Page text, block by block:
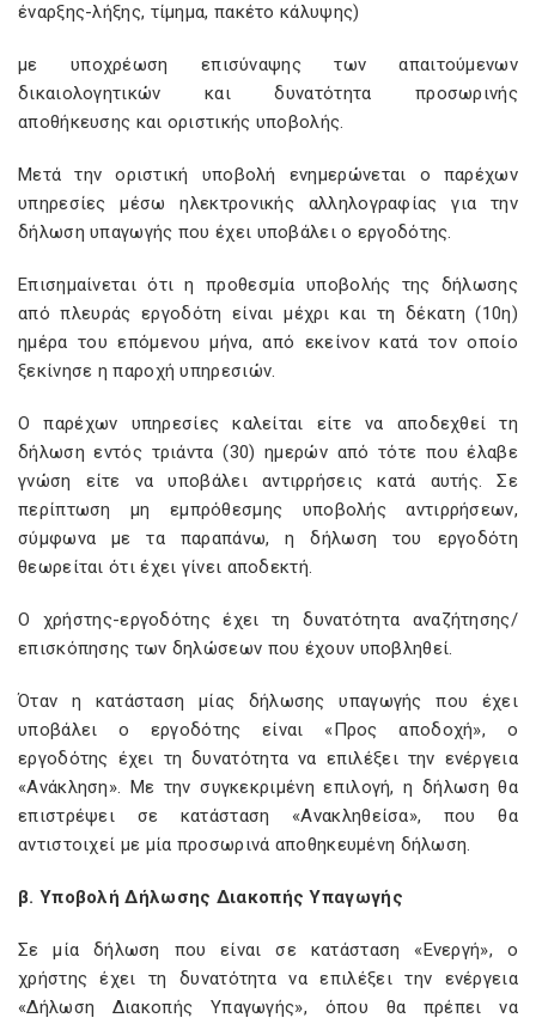
έναρξης-λήξης, τίμημα, πακέτο κάλυψης)
με υποχρέωση επισύναψης των απαιτούμενων
δικαιολογητικών και δυνατότητα προσωρινής
αποθήκευσης και οριστικής υποβολής.
Μετά την οριστική υποβολή ενημερώνεται ο παρέχων
υπηρεσίες μέσω ηλεκτρονικής αλληλογραφίας για την
δήλωση υπαγωγής που έχει υποβάλει ο εργοδότης.
Επισημαίνεται ότι η προθεσμία υποβολής της δήλωσης
από πλευράς εργοδότη είναι μέχρι και τη δέκατη (10η)
ημέρα του επόμενου μήνα, από εκείνον κατά τον οποίο
ξεκίνησε η παροχή υπηρεσιών.
Ο παρέχων υπηρεσίες καλείται είτε να αποδεχθεί τη
δήλωση εντός τριάντα (30) ημερών από τότε που έλαβε
γνώση είτε να υποβάλει αντιρρήσεις κατά αυτής. Σε
περίπτωση μη εμπρόθεσμης υποβολής αντιρρήσεων,
σύμφωνα με τα παραπάνω, η δήλωση του εργοδότη
θεωρείται ότι έχει γίνει αποδεκτή.
Ο χρήστης-εργοδότης έχει τη δυνατότητα αναζήτησης/
επισκόπησης των δηλώσεων που έχουν υποβληθεί.
Όταν η κατάσταση μίας δήλωσης υπαγωγής που έχει
υποβάλει ο εργοδότης είναι «Προς αποδοχή», ο
εργοδότης έχει τη δυνατότητα να επιλέξει την ενέργεια
«Ανάκληση». Με την συγκεκριμένη επιλογή, η δήλωση θα
επιστρέψει σε κατάσταση «Ανακληθείσα», που θα
αντιστοιχεί με μία προσωρινά αποθηκευμένη δήλωση.
β. Υποβολή Δήλωσης Διακοπής Υπαγωγής
Σε μία δήλωση που είναι σε κατάσταση «Ενεργή», ο
χρήστης έχει τη δυνατότητα να επιλέξει την ενέργεια
«Δήλωση Διακοπής Υπαγωγής», όπου θα πρέπει να